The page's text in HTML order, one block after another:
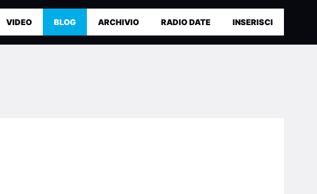
VIDEO BLOG ARCHIVIO RADIO DATE INSERISCI